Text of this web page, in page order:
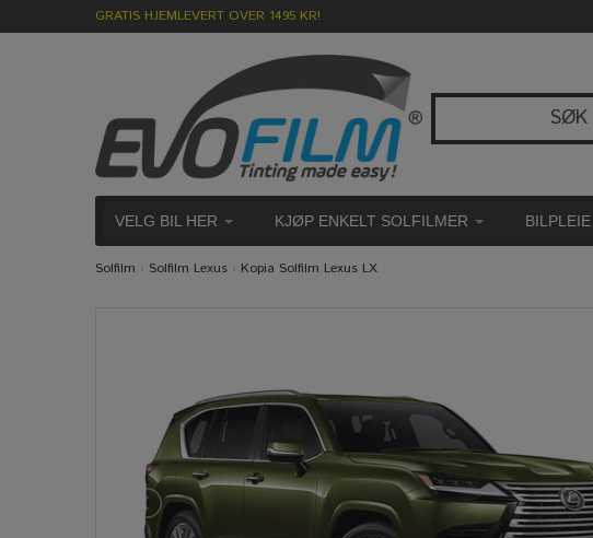
GRATIS HJEMLEVERT OVER 1495 KR!
VELG BIL HER KJØP ENKELT SOLFILMER BILPLEIE
Solfilm › Solfilm Lexus › Kopia Solfilm Lexus LX